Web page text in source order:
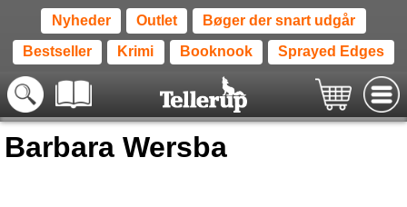
Nyheder Outlet Bøger der snart udgår
Bestseller Krimi Booknook Sprayed Edges
Barbara Wersba